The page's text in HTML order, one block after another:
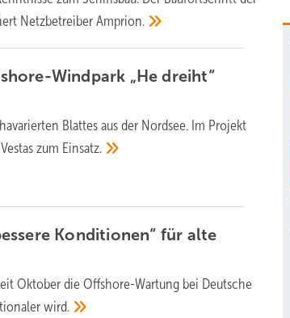
NetzbetreiberAmprion.
Windpark „He dreiht“
Blattes aus der Nordsee. Im Projekt
zum Einsatz.
Konditionen“ für alte
Oktober die Offshore-Wartung bei Deutsche
wird.